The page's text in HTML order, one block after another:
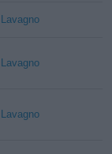
Lavagno
Lavagno
Lavagno